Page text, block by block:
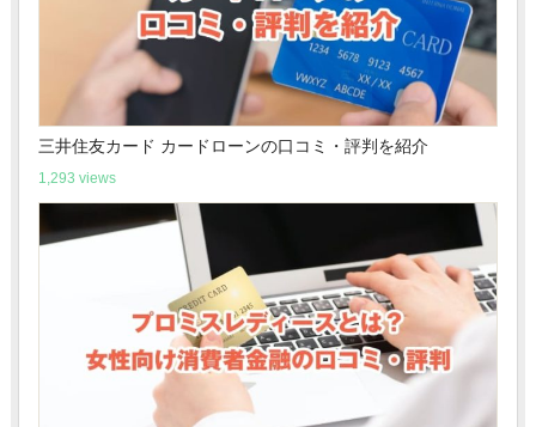
三井住友カード カードローンの口コミ・評判を紹介
1,293 views